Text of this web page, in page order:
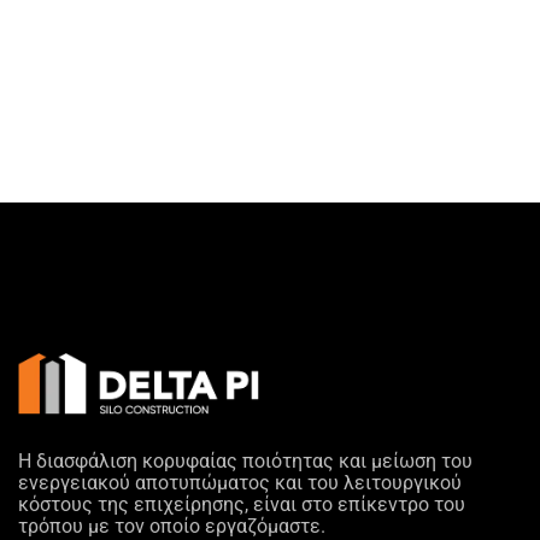
Η διασφάλιση κορυφαίας ποιότητας και μείωση του
ενεργειακού αποτυπώματος και του λειτουργικού
κόστους της επιχείρησης, είναι στο επίκεντρο του
τρόπου με τον οποίο εργαζόμαστε.